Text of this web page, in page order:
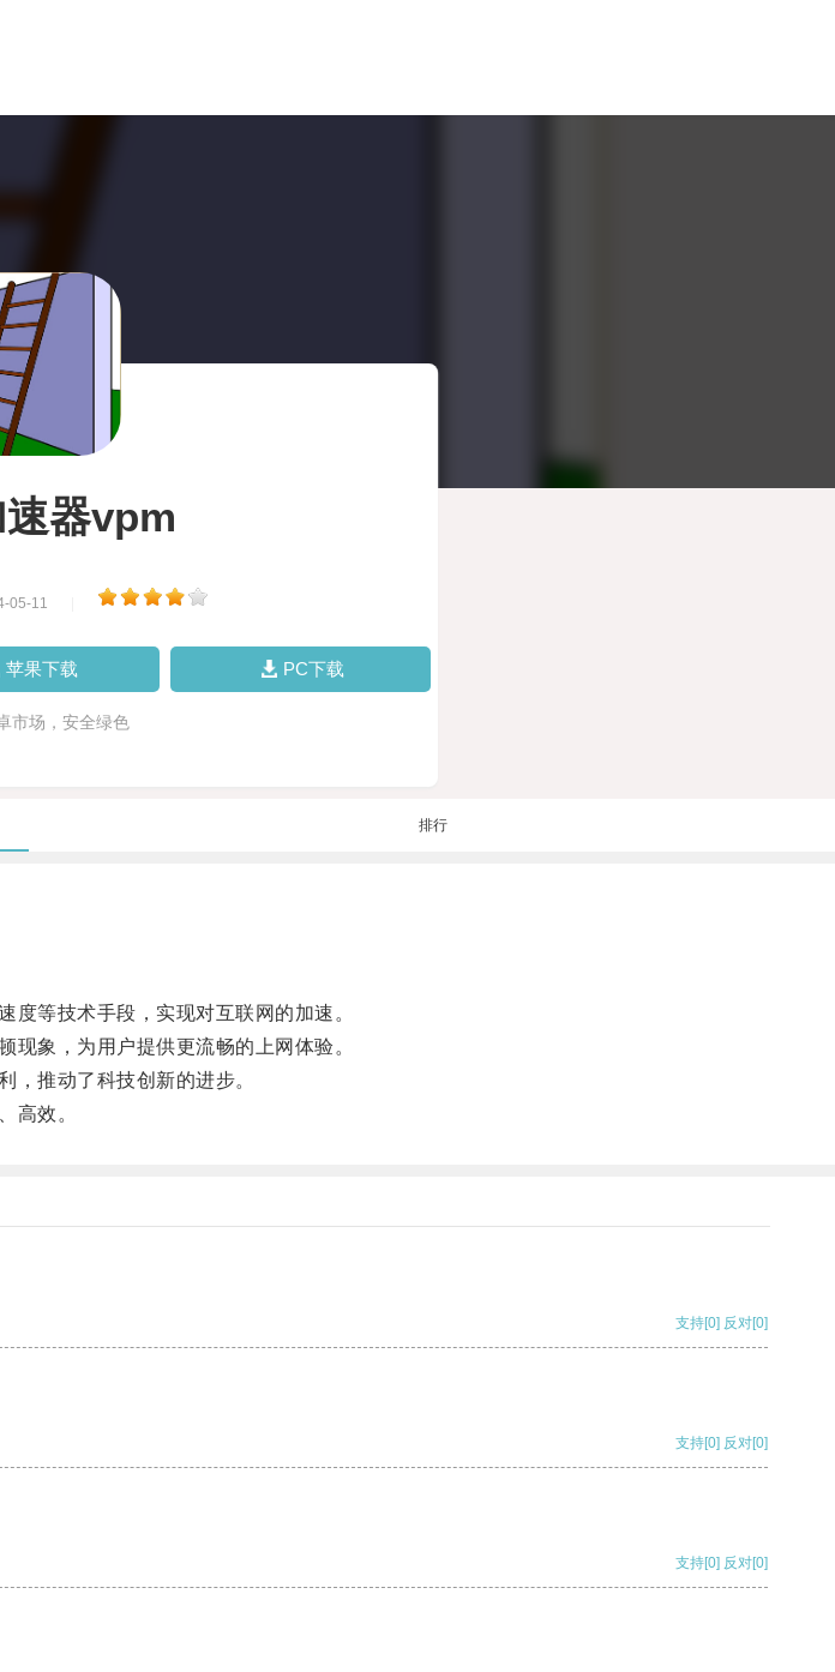
器vpm
05-11
苹果下载 PC下载
市场，安全绿色
排行
等技术手段，实现对互联网的加速。
象，为用户提供更流畅的上网体验。
推动了科技创新的进步。
高效。
支持[0] 反对[0]
支持[0] 反对[0]
支持[0] 反对[0]